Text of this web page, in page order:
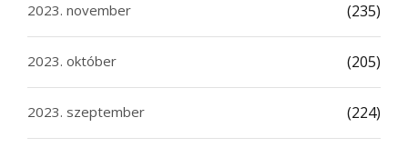
2023. november (235)
2023. október (205)
2023. szeptember (224)